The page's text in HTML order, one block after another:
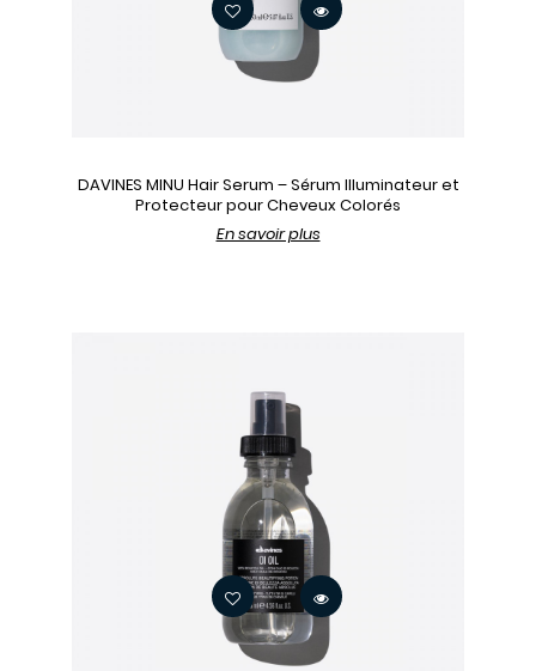
DAVINES MINU Hair Serum – Sérum Illuminateur et
Protecteur pour Cheveux Colorés
En savoir plus